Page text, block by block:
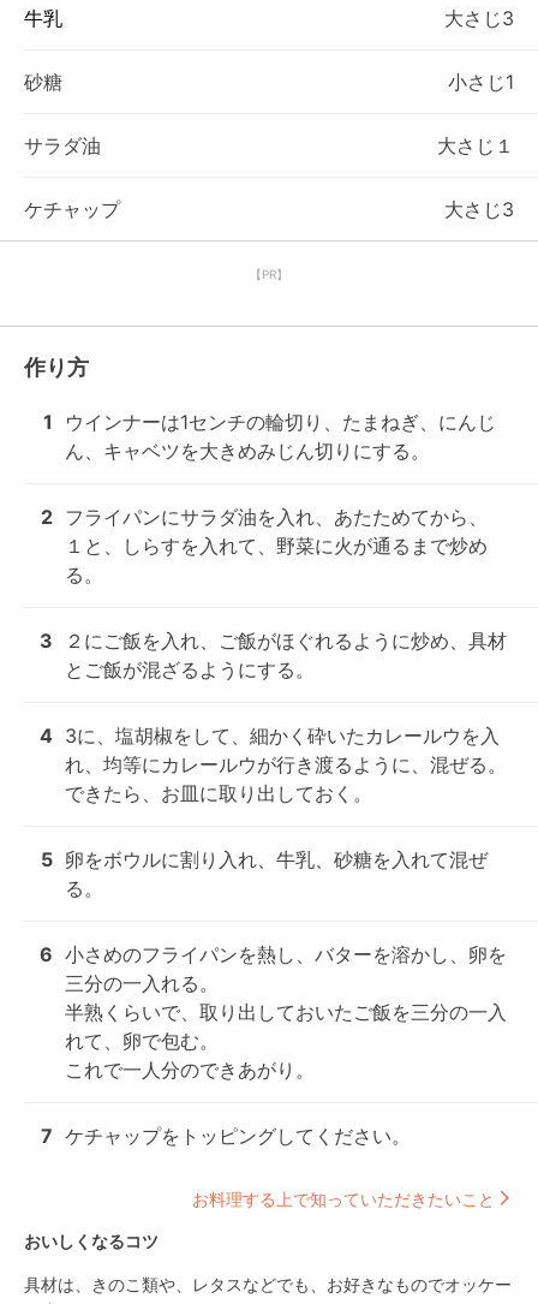
牛乳 大さじ3
砂糖 小さじ1
サラダ油 大さじ１
ケチャップ 大さじ3
【PR】
作り方
1
ウインナーは1センチの輪切り、たまねぎ、にんじ
ん、キャベツを大きめみじん切りにする。
2 フライパンにサラダ油を入れ、あたためてから、
１と、しらすを入れて、野菜に火が通るまで炒め
る。
3
２にご飯を入れ、ご飯がほぐれるように炒め、具材
とご飯が混ざるようにする。
4 3に、塩胡椒をして、細かく砕いたカレールウを入
れ、均等にカレールウが行き渡るように、混ぜる。
できたら、お皿に取り出しておく。
5 卵をボウルに割り入れ、牛乳、砂糖を入れて混ぜ
る。
6 小さめのフライパンを熱し、バターを溶かし、卵を
三分の一入れる。
半熟くらいで、取り出しておいたご飯を三分の一入
れて、卵で包む。
これで一人分のできあがり。
7 ケチャップをトッピングしてください。
お料理する上で知っていただきたいこと
おいしくなるコツ
具材は、きのこ類や、レタスなどでも、お好きなものでオッケー